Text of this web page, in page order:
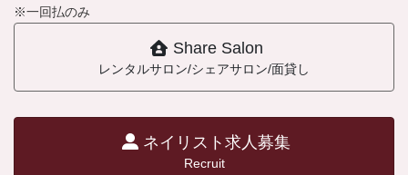
※一回払のみ
Share Salon
レンタルサロン/シェアサロン/面貸し
ネイリスト求人募集
Recruit